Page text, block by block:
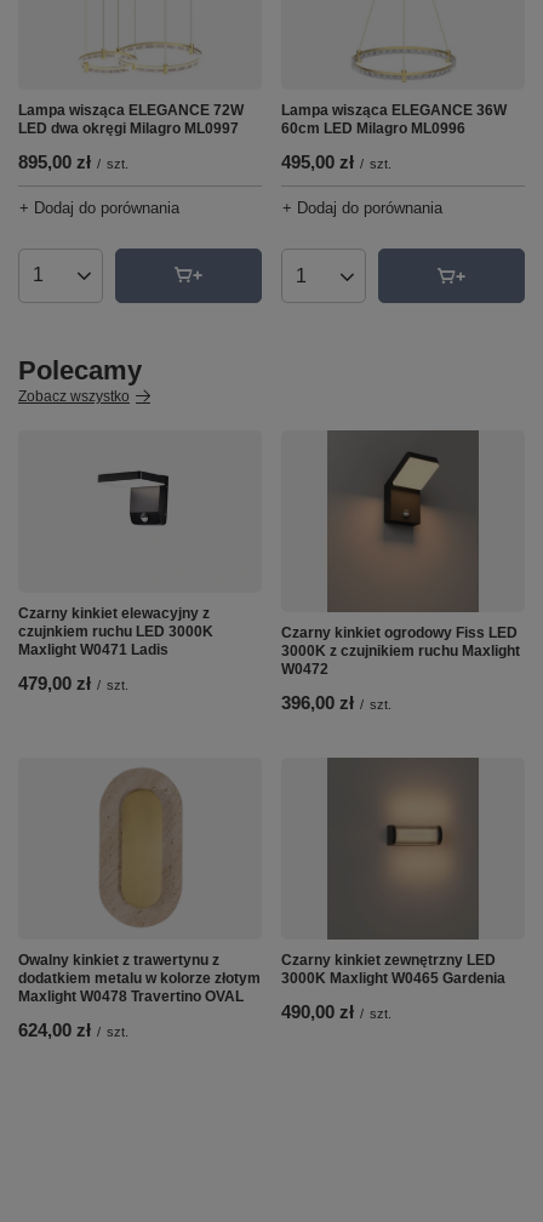
Lampa wisząca ELEGANCE 72W
LED dwa okręgi Milagro ML0997
895,00 zł / szt.
+ Dodaj do porównania
Ilość produktów
Lampa wisząca ELEGANCE 36W
60cm LED Milagro ML0996
495,00 zł / szt.
+ Dodaj do porównania
Ilość produktów
Polecamy
Zobacz wszystko
Czarny kinkiet elewacyjny z
czujnkiem ruchu LED 3000K
Maxlight W0471 Ladis
479,00 zł / szt.
Czarny kinkiet ogrodowy Fiss LED
3000K z czujnikiem ruchu Maxlight
W0472
396,00 zł / szt.
Owalny kinkiet z trawertynu z
dodatkiem metalu w kolorze złotym
Maxlight W0478 Travertino OVAL
624,00 zł / szt.
Czarny kinkiet zewnętrzny LED
3000K Maxlight W0465 Gardenia
490,00 zł / szt.